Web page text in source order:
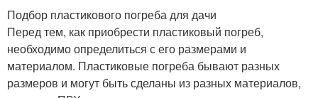
Подбор пластикового погреба для дачи
Перед тем, как приобрести пластиковый погреб,
необходимо определиться с его размерами и
материалом. Пластиковые погреба бывают разных
размеров и могут быть сделаны из разных материалов,